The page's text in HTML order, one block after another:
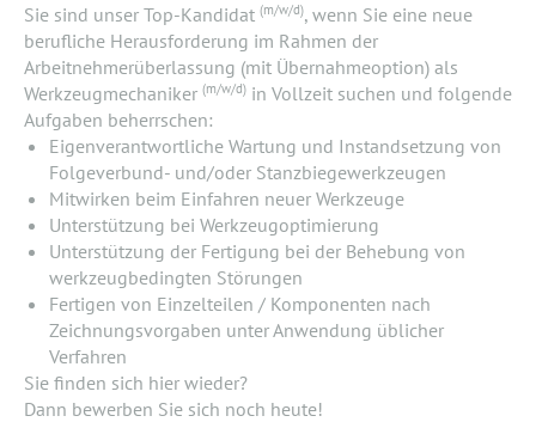
Sie sind unser Top-Kandidat (m/w/d), wenn Sie eine neue
berufliche Herausforderung im Rahmen der
Arbeitnehmerüberlassung (mit Übernahmeoption) als
Werkzeugmechaniker (m/w/d) in Vollzeit suchen und folgende
Aufgaben beherrschen:
Eigenverantwortliche Wartung und Instandsetzung von
Folgeverbund- und/oder Stanzbiegewerkzeugen
Mitwirken beim Einfahren neuer Werkzeuge
Unterstützung bei Werkzeugoptimierung
Unterstützung der Fertigung bei der Behebung von
werkzeugbedingten Störungen
Fertigen von Einzelteilen / Komponenten nach
Zeichnungsvorgaben unter Anwendung üblicher
Verfahren
Sie finden sich hier wieder?
Dann bewerben Sie sich noch heute!